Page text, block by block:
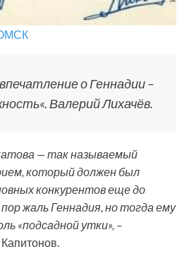
о Геннадии –
«. Валерий Лихачёв.
— так называемый
который должен был
конкурентов еще до
жаль Геннадия, но тогда ему
«подсадной утки», –